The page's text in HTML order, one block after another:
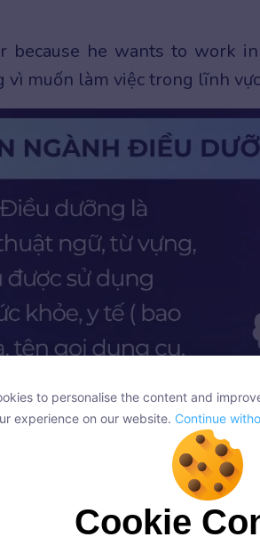
because he wants to work
muốn làm việc trong lĩnh
ngành Điều dưỡng được gọi là Nursing
to personalise the content and
experience on our website.
Continue
Cookie
to personalise the content and
experience on our website. Continue
Cookie